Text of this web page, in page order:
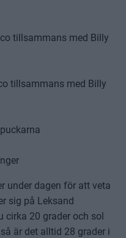
tillsammans med Billy
tillsammans med Billy
under dagen för att veta
sig på Leksand
cirka 20 grader och sol
är det alltid 28 grader i